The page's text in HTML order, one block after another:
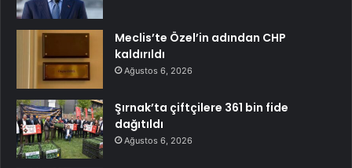
Meclis’te Özel’in adından CHP
kaldırıldı
Ağustos 6, 2026
Şırnak’ta çiftçilere 361 bin fide
dağıtıldı
Ağustos 6, 2026